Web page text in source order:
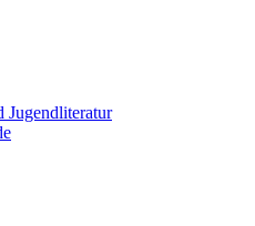
Jugendliteratur